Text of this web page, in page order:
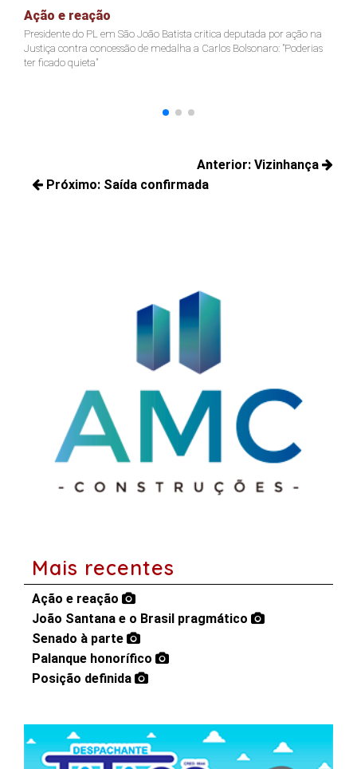
Ação e reação
Presidente do PL em São João Batista critica deputada por ação na
Justiça contra concessão de medalha a Carlos Bolsonaro: "Poderias
ter ficado quieta"
de
Anterior: Vizinhança
Próximo: Saída confirmada
Mais recentes
Ação e reação
João Santana e o Brasil pragmático
Senado à parte
Palanque honorífico
Posição definida